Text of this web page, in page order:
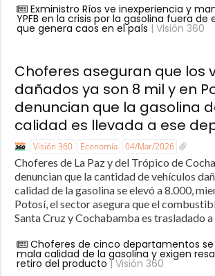
Exministro Ríos ve inexperiencia y
YPFB en la crisis por la gasolina fuera
que genera caos en el país | Visión 360
Choferes aseguran que los
dañados ya son 8 mil y en
denuncian que la gasolina
calidad es llevada a ese
Visión 360 Economía 04/Mar/2026
Choferes de La Paz y del Trópico de
denuncian que la cantidad de vehículos
calidad de la gasolina se elevó a 8.000,
Potosí, el sector asegura que el
Santa Cruz y Cochabamba es trasladado a
Choferes de cinco departamentos
mala calidad de la gasolina y exigen
retiro del producto | Visión 360